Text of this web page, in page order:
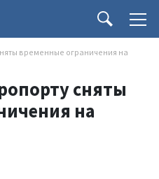
временные ограничения на
сняты
на